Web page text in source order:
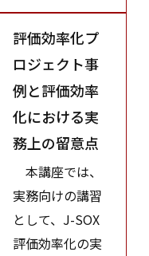
評価効率化プ
ロジェクト事
例と評価効率
化における実
務上の留意点
本講座では、
実務向けの講習
として、J-SOX
評価効率化の実